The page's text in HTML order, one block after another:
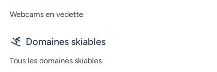
Webcams en vedette
Domaines skiables
Tous les domaines skiables